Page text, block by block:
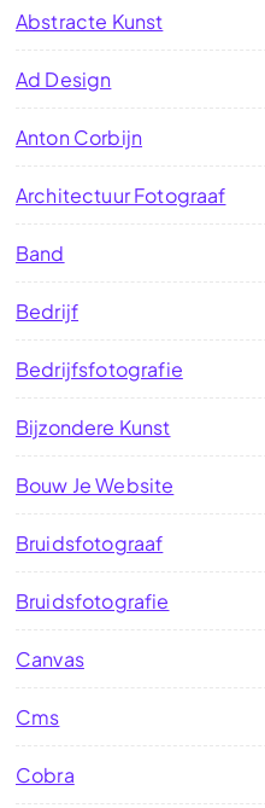
Abstracte Kunst
Ad Design
Anton Corbijn
Architectuur Fotograaf
Band
Bedrijf
Bedrijfsfotografie
Bijzondere Kunst
Bouw Je Website
Bruidsfotograaf
Bruidsfotografie
Canvas
Cms
Cobra